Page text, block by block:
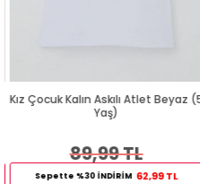
Kız Çocuk Kalın Askılı Atlet Beyaz (5
Yaş)
89,99 TL
Sepette %30 İNDİRİM 62,99 TL